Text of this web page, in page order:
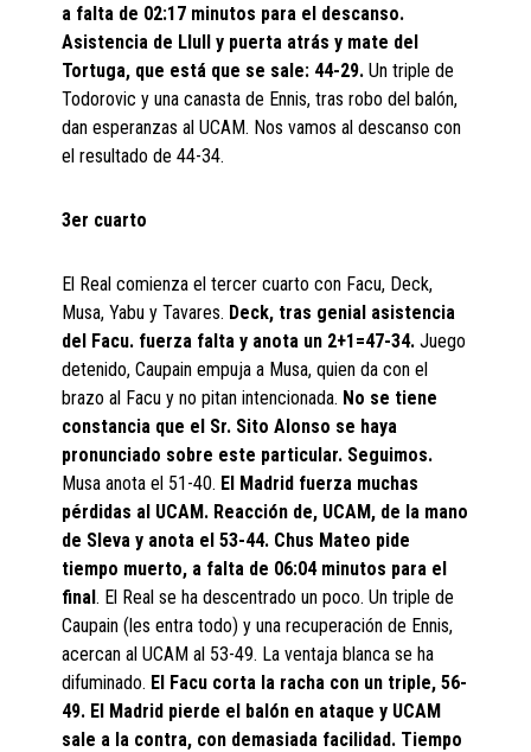
a falta de 02:17 minutos para el descanso.
Asistencia de Llull y puerta atrás y mate del
Tortuga, que está que se sale: 44-29.Un triple de
Todorovic y una canasta de Ennis, tras robo del balón,
dan esperanzas al UCAM. Nos vamos al descanso con
el resultado de 44-34.
3er cuarto
El Real comienza el tercer cuarto con Facu, Deck,
Musa, Yabu y Tavares. Deck, tras genial asistencia
del Facu. fuerza falta y anota un 2+1=47-34.Juego
detenido, Caupain empuja a Musa, quien da con el
brazo al Facu y no pitan intencionada. No se tiene
constancia que el Sr. Sito Alonso se haya
pronunciado sobre este particular. Seguimos.
Musa anota el 51-40. El Madrid fuerza muchas
pérdidas al UCAM. Reacción de, UCAM, de la mano
de Sleva y anota el 53-44. Chus Mateo pide
tiempo muerto, a falta de 06:04 minutos para el
final. El Real se ha descentrado un poco. Un triple de
Caupain (les entra todo) y una recuperación de Ennis,
acercan al UCAM al 53-49. La ventaja blanca se ha
difuminado. El Facu corta la racha con un triple, 56-
49. El Madrid pierde el balón en ataque y UCAM
sale a la contra, con demasiada facilidad. Tiempo